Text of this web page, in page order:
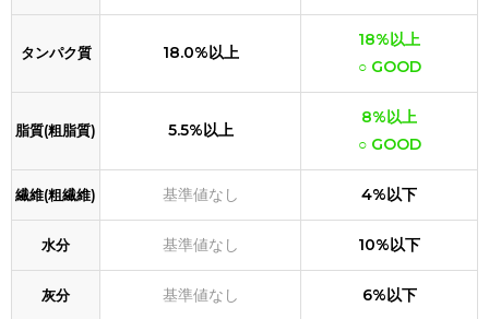
タンパク質 18.0%以上
18%以上
○ GOOD
脂質(粗脂質) 5.5%以上
8%以上
○ GOOD
繊維(粗繊維) 基準値なし 4%以下
水分 基準値なし 10%以下
灰分 基準値なし 6%以下